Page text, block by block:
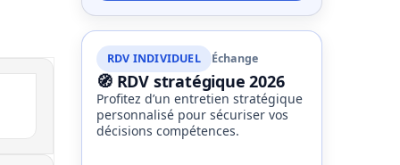
RDV INDIVIDUEL Échange
🧭 RDV stratégique 2026
Profitez d’un entretien stratégique
personnalisé pour sécuriser vos
décisions compétences.